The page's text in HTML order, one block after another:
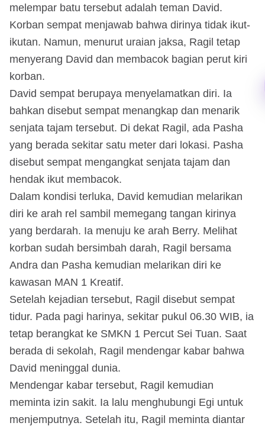
melempar batu tersebut adalah teman David.
Korban sempat menjawab bahwa dirinya tidak ikut-
ikutan. Namun, menurut uraian jaksa, Ragil tetap
menyerang David dan membacok bagian perut kiri
korban.
David sempat berupaya menyelamatkan diri. Ia
bahkan disebut sempat menangkap dan menarik
senjata tajam tersebut. Di dekat Ragil, ada Pasha
yang berada sekitar satu meter dari lokasi. Pasha
disebut sempat mengangkat senjata tajam dan
hendak ikut membacok.
Dalam kondisi terluka, David kemudian melarikan
diri ke arah rel sambil memegang tangan kirinya
yang berdarah. Ia menuju ke arah Berry. Melihat
korban sudah bersimbah darah, Ragil bersama
Andra dan Pasha kemudian melarikan diri ke
kawasan MAN 1 Kreatif.
Setelah kejadian tersebut, Ragil disebut sempat
tidur. Pada pagi harinya, sekitar pukul 06.30 WIB, ia
tetap berangkat ke SMKN 1 Percut Sei Tuan. Saat
berada di sekolah, Ragil mendengar kabar bahwa
David meninggal dunia.
Mendengar kabar tersebut, Ragil kemudian
meminta izin sakit. Ia lalu menghubungi Egi untuk
menjemputnya. Setelah itu, Ragil meminta diantar